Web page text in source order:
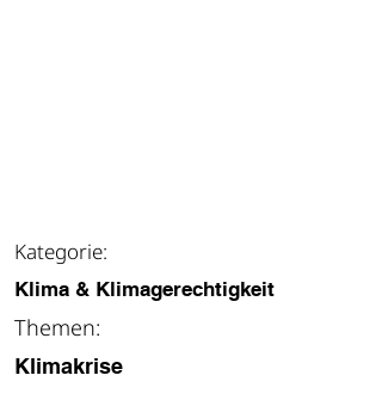
Kategorie:
Klima & Klimagerechtigkeit
Themen:
Klimakrise